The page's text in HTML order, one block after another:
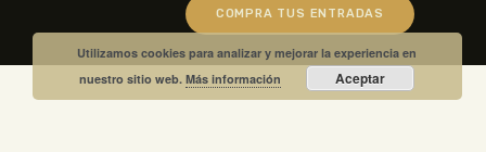
COMPRA TUS ENTRADAS
Utilizamos cookies para analizar y mejorar la experiencia en
nuestro sitio web.Más información Aceptar